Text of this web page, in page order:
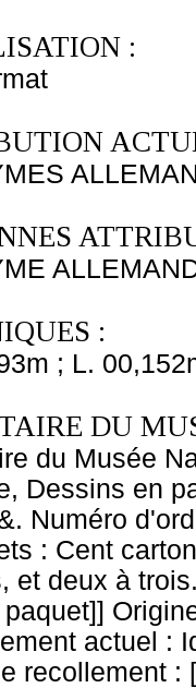
:
:
; L.
DU
du Musée
Dessins en
Numéro
: Cent
et deux à
actuel :
recollement :